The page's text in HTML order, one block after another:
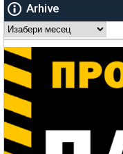
Arhive
Arhive